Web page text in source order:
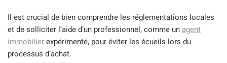
Il est crucial de bien comprendre les réglementations locales
et de solliciter l’aide d’un professionnel, comme un agent
immobilierexpérimenté, pour éviter les écueils lors du
processus d’achat.